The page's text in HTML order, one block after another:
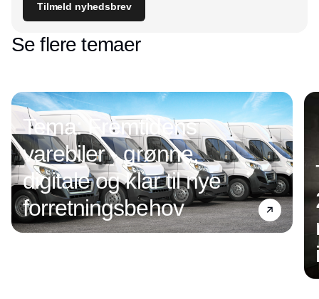
Tilmeld nyhedsbrev
Se flere temaer
Tema: Fremtidens
varebiler - grønne,
digitale og klar til nye
forretningsbehov